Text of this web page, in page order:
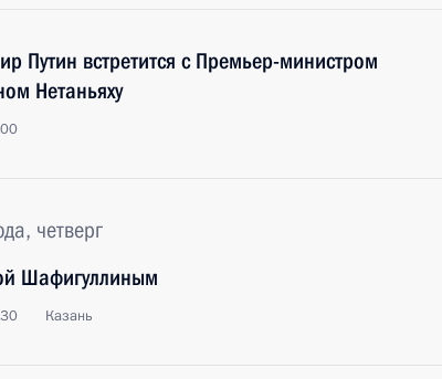
Путин встретится с Премьер-министром
Нетаньяху
четверг
Шафигуллиным
Казань